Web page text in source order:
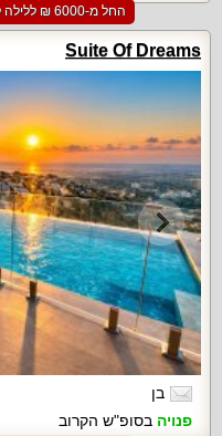
החל מ-‏6000 ₪ ללילה למזמינים 2 לילות בסופ"ש הקרוב
Suite Of Dreams
בן
פנויה בסופ"ש הקרוב